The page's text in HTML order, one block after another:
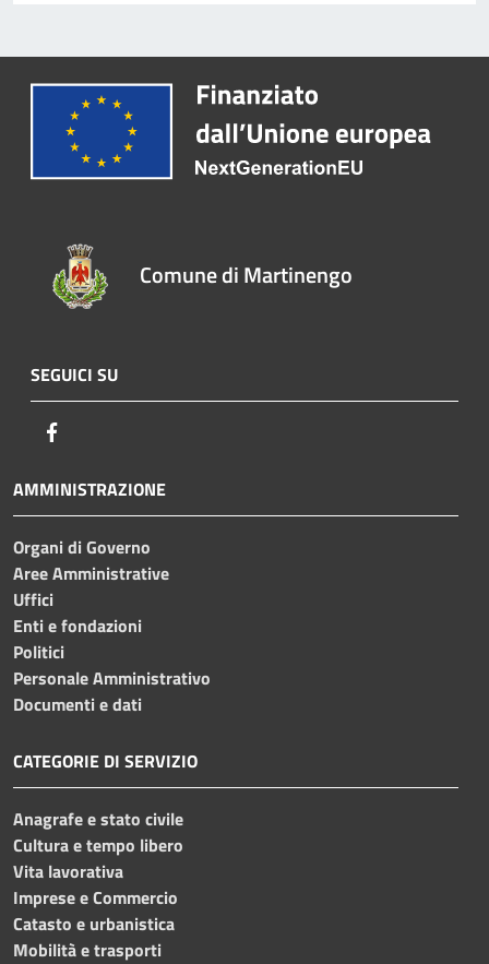
Comune di Martinengo
SEGUICI SU
AMMINISTRAZIONE
Organi di Governo
Aree Amministrative
Uffici
Enti e fondazioni
Politici
Personale Amministrativo
Documenti e dati
CATEGORIE DI SERVIZIO
Anagrafe e stato civile
Cultura e tempo libero
Vita lavorativa
Imprese e Commercio
Catasto e urbanistica
Mobilità e trasporti